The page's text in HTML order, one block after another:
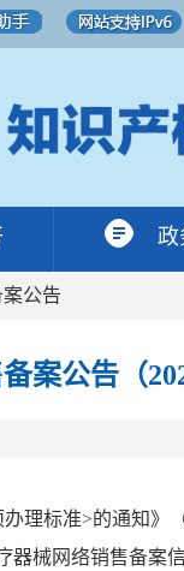
政
公告
案公告（
理标准>的通知》
械网络销售备案信